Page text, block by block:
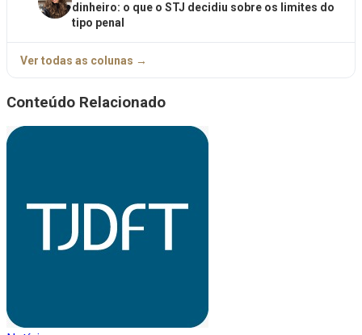
dinheiro: o que o STJ decidiu sobre os limites do
tipo penal
Ver todas as colunas →
Conteúdo Relacionado